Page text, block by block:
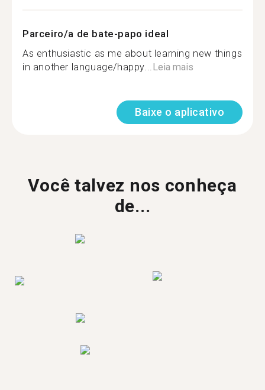
Parceiro/a de bate-papo ideal
As enthusiastic as me about learning new things
in another language/happy...Leia mais
Baixe o aplicativo
Você talvez nos conheça
de...